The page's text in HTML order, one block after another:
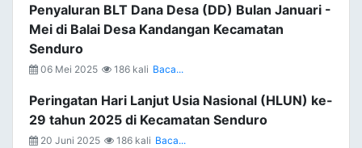
Penyaluran BLT Dana Desa (DD) Bulan Januari -
Mei di Balai Desa Kandangan Kecamatan
Senduro
06 Mei 2025 186 kali Baca...
Peringatan Hari Lanjut Usia Nasional (HLUN) ke-
29 tahun 2025 di Kecamatan Senduro
20 Juni 2025 186 kali Baca...